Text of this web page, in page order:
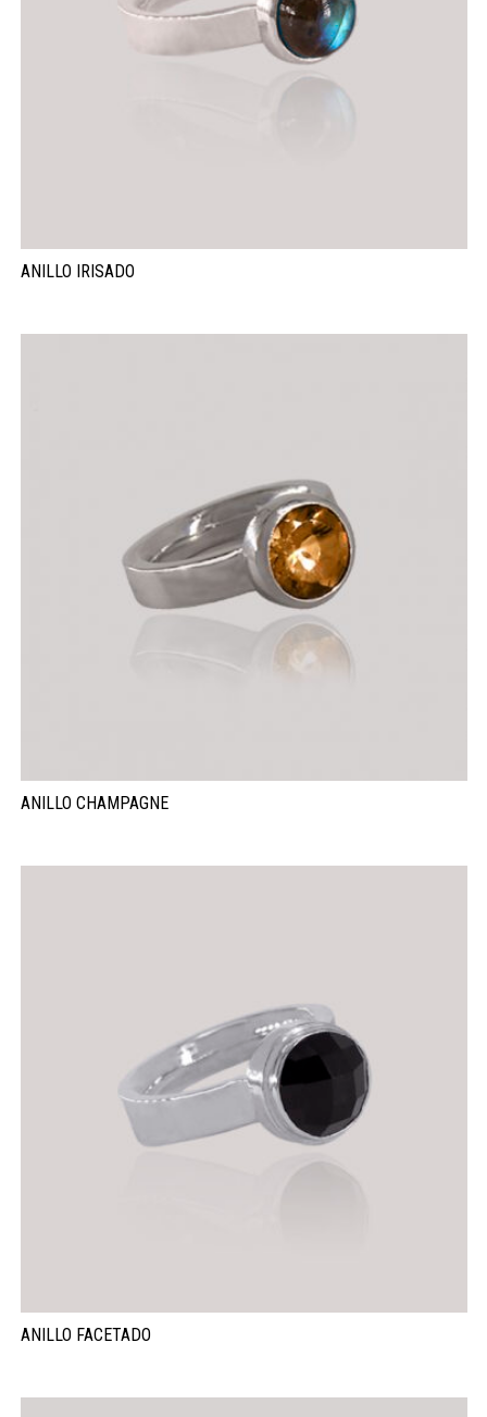
ANILLO IRISADO
ANILLO CHAMPAGNE
ANILLO FACETADO